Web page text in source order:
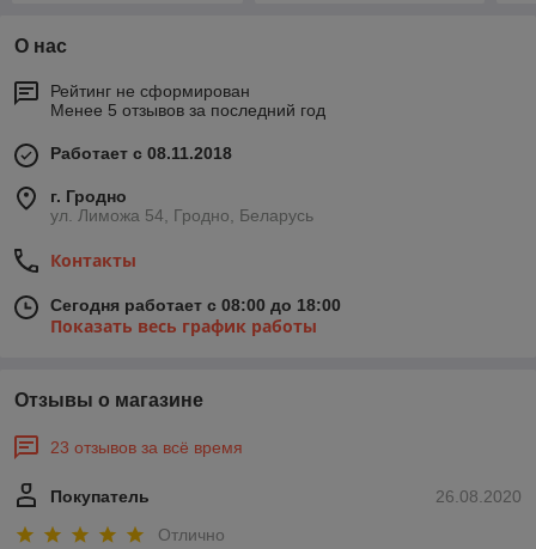
О нас
Рейтинг не сформирован
Менее 5 отзывов за последний год
Работает с 08.11.2018
г. Гродно
ул. Лиможа 54, Гродно, Беларусь
Контакты
Сегодня работает с 08:00 до 18:00
Показать весь график работы
Отзывы о магазине
23 отзывов за всё время
26.08.2020
Покупатель
Отлично